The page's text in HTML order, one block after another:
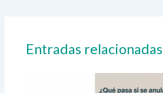
Entradas relacionadas